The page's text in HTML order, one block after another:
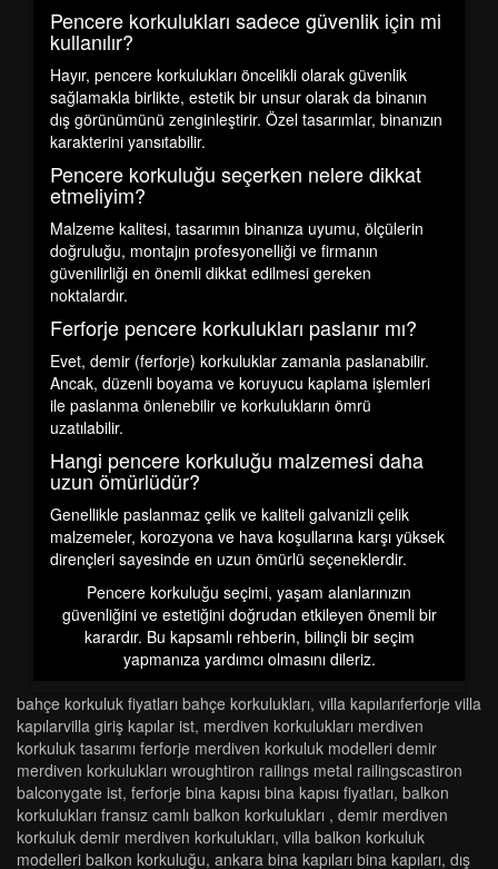
Pencere korkulukları sadece güvenlik için mi
kullanılır?
Hayır, pencere korkulukları öncelikli olarak güvenlik
sağlamakla birlikte, estetik bir unsur olarak da binanın
dış görünümünü zenginleştirir. Özel tasarımlar, binanızın
karakterini yansıtabilir.
Pencere korkuluğu seçerken nelere dikkat
etmeliyim?
Malzeme kalitesi, tasarımın binanıza uyumu, ölçülerin
doğruluğu, montajın profesyonelliği ve firmanın
güvenilirliği en önemli dikkat edilmesi gereken
noktalardır.
Ferforje pencere korkulukları paslanır mı?
Evet, demir (ferforje) korkuluklar zamanla paslanabilir.
Ancak, düzenli boyama ve koruyucu kaplama işlemleri
ile paslanma önlenebilir ve korkulukların ömrü
uzatılabilir.
Hangi pencere korkuluğu malzemesi daha
uzun ömürlüdür?
Genellikle paslanmaz çelik ve kaliteli galvanizli çelik
malzemeler, korozyona ve hava koşullarına karşı yüksek
dirençleri sayesinde en uzun ömürlü seçeneklerdir.
Pencere korkuluğu seçimi, yaşam alanlarınızın
güvenliğini ve estetiğini doğrudan etkileyen önemli bir
karardır. Bu kapsamlı rehberin, bilinçli bir seçim
yapmanıza yardımcı olmasını dileriz.
bahçe korkuluk fiyatları bahçe korkulukları, vi̇lla kapilariferforje vi̇lla
kapilarvi̇lla gi̇ri̇ş kapilar ist, merdi̇ven korkuluklari merdi̇ven
korkuluk tasarimi ferforje merdi̇ven korkuluk modelleri̇ demi̇r
merdi̇ven korkuluklari wroughti̇ron rai̇li̇ngs metal rai̇li̇ngscasti̇ron
balconygate ist, ferforje bi̇na kapisi bi̇na kapisi fi̇yatlari, balkon
korkulukları fransız camlı balkon korkulukları , demi̇r merdi̇ven
korkuluk demi̇r merdi̇ven korkuluklari, villa balkon korkuluk
modelleri balkon korkuluğu, ankara bi̇na kapilari bi̇na kapilari, dış